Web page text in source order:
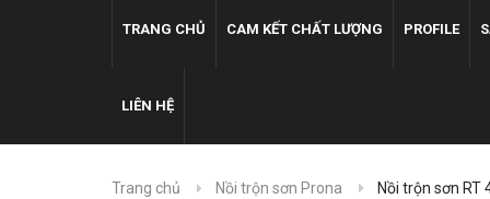
TRANG CHỦ CAM KẾT CHẤT LƯỢNG PROFILE
LIÊN HỆ
Trang chủ Nồi trộn sơn Prona Nồi trộn sơn RT